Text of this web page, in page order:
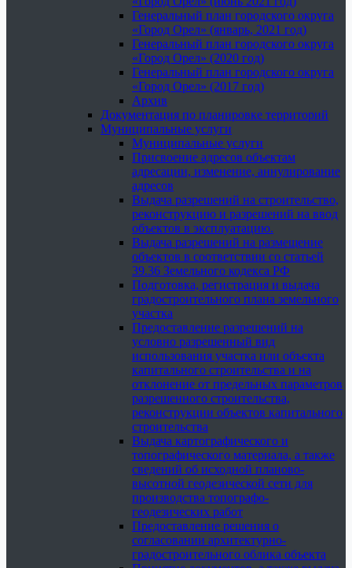
Генеральный план городского округа
«Город Орел» (январь, 2021 год)
Генеральный план городского округа
«Город Орел» (2020 год)
Генеральный план городского округа
«Город Орел» (2017 год)
Архив
Документация по планировке территорий
Муниципальные услуги
Муниципальные услуги
Присвоение адресов объектам
адресации, изменение, аннулирование
адресов
Выдача разрешений на строительство,
реконструкцию и разрешений на ввод
объектов в эксплуатацию.
Выдача разрешений на размещение
объектов в соответствии со статьей
39.36 Земельного кодекса РФ
Подготовка, регистрация и выдача
градостроительного плана земельного
участка
Предоставление разрешений на
условно разрешенный вид
использования участка или объекта
капитального строительства и на
отклонение от предельных параметров
разрешенного строительства,
реконструкции объектов капитального
строительства
Выдача картографического и
топографического материала, а также
сведений об исходной планово-
высотной геодезической сети для
производства топографо-
геодезических работ
Предоставление решения о
согласовании архитектурно-
градостроительного облика объекта